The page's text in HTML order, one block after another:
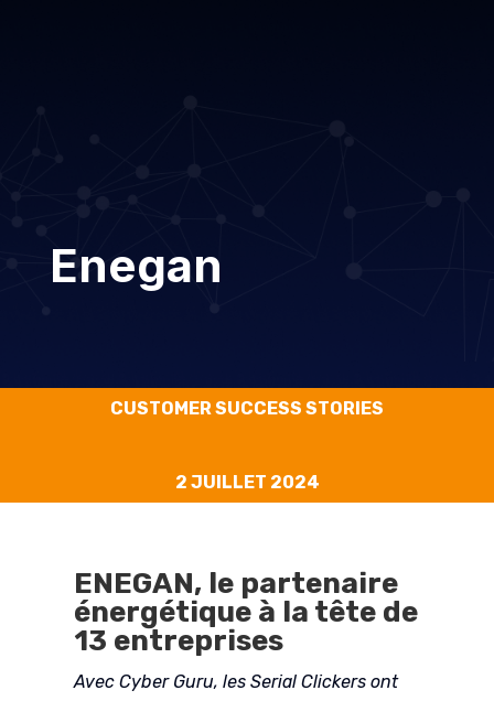
Enegan
CUSTOMER SUCCESS STORIES
2 JUILLET 2024
ENEGAN, le partenaire
énergétique à la tête de
13 entreprises
Avec Cyber Guru, les Serial Clickers ont